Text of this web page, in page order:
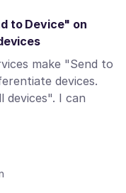
to Device" on
make "Send to
devices.
devices". I can